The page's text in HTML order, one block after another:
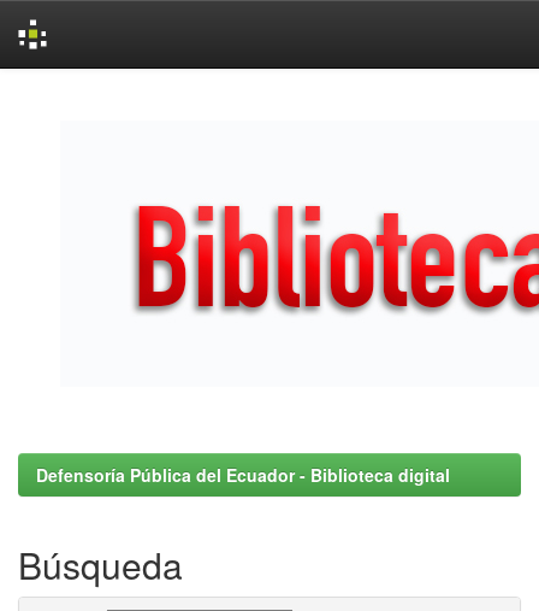
Defensoría Pública del Ecuador - Biblioteca digital
Búsqueda